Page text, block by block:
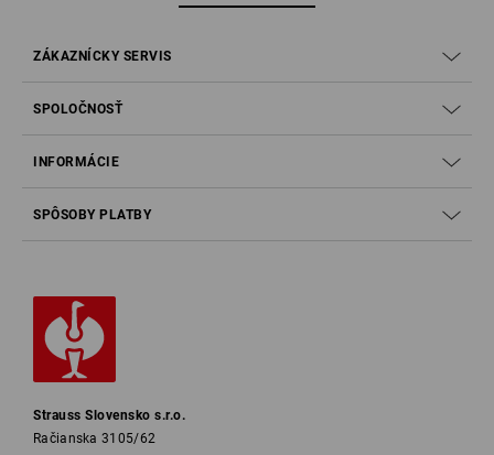
ZÁKAZNÍCKY SERVIS
SPOLOČNOSŤ
INFORMÁCIE
SPÔSOBY PLATBY
Strauss Slovensko s.r.o.
Račianska 3105/62